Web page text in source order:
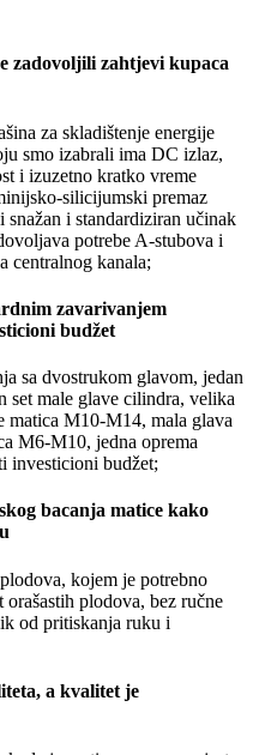
zadovoljili zahtjevi kupaca
za skladištenje energije
smo izabrali ima DC izlaz,
i izuzetno kratko vreme
silicijumski premaz
i standardiziran učinak
potrebe A-stubova i
centralnog kanala;
zavarivanjem
budžet
sa dvostrukom glavom, jedan
set male glave cilindra, velika
matica M10-M14, mala glava
M6-M10, jedna oprema
investicioni budžet;
bacanja matice kako
kojem je potrebno
orašastih plodova, bez ručne
od pritiskanja ruku i
a kvalitet je